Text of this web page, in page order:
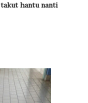
takut hantu nanti